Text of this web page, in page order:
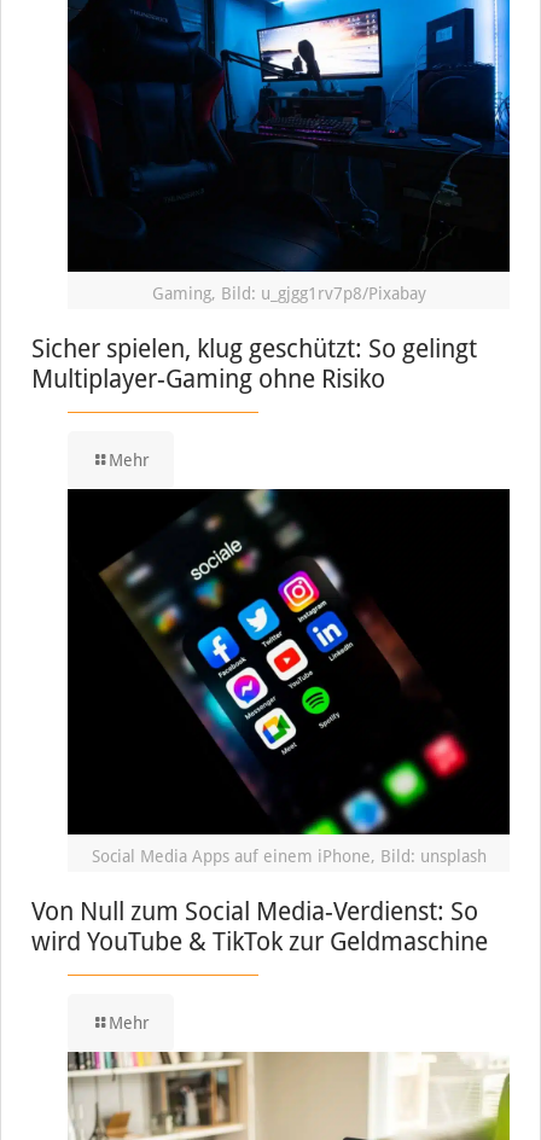
Gaming, Bild: u_gjgg1rv7p8/Pixabay
Sicher spielen, klug geschützt: So gelingt
Multiplayer-Gaming ohne Risiko
Mehr
Social Media Apps auf einem iPhone, Bild: unsplash
Von Null zum Social Media-Verdienst: So
wird YouTube & TikTok zur Geldmaschine
Mehr